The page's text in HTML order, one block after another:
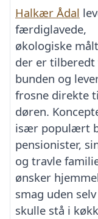
Halkær Ådal
færdiglavede,
økologiske
der er tilberedt
bunden og
frosne direkte
døren.
især populært
pensionister,
og travle
ønsker
smag uden
skulle stå i